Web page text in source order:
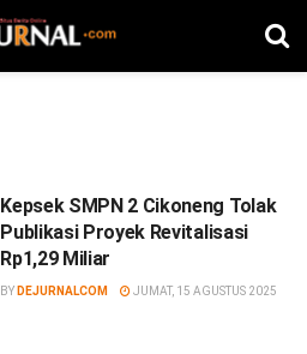
Kepsek SMPN 2 Cikoneng Tolak
Publikasi Proyek Revitalisasi
Rp1,29 Miliar
BY DEJURNALCOM JUMAT, 15 AGUSTUS 2025